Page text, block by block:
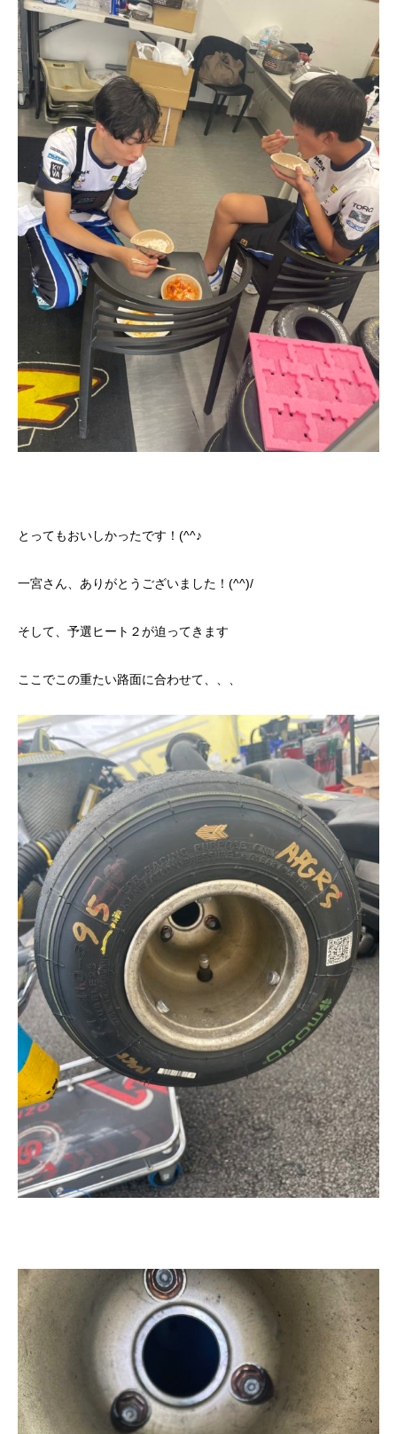
とってもおいしかったです！(^^♪
一宮さん、ありがとうございました！(^^)/
そして、予選ヒート２が迫ってきます
ここでこの重たい路面に合わせて、、、